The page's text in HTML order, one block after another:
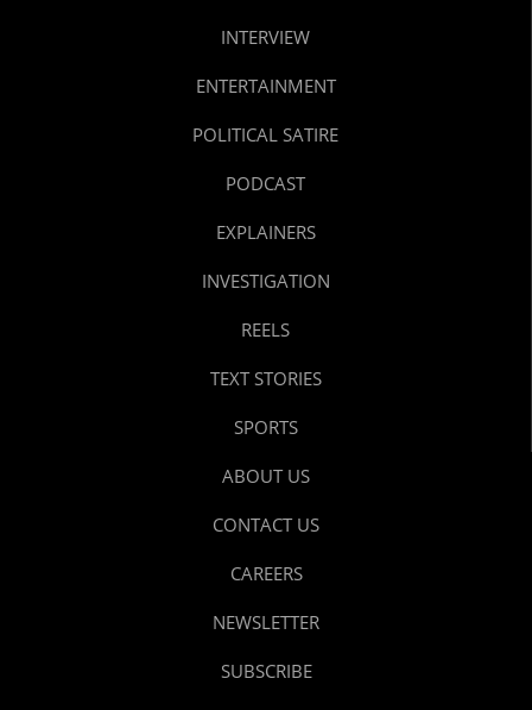
INTERVIEW
ENTERTAINMENT
POLITICAL SATIRE
PODCAST
EXPLAINERS
INVESTIGATION
REELS
TEXT STORIES
SPORTS
ABOUT US
CONTACT US
CAREERS
NEWSLETTER
SUBSCRIBE